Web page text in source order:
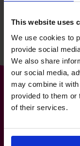
This website uses
We use cookies to
provide social
We also share
our social media,
may combine it
provided to them or
of their services.
Lees getuigenis